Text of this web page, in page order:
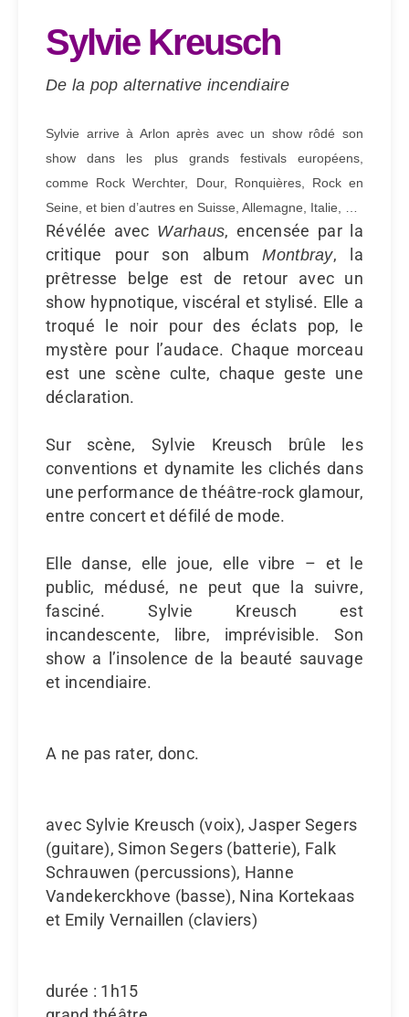
Sylvie Kreusch
De la pop alternative incendiaire
Sylvie arrive à Arlon après avec un show rôdé son
show dans les plus grands festivals européens,
comme Rock Werchter, Dour, Ronquières, Rock en
Seine, et bien d’autres en Suisse, Allemagne, Italie, …
Révélée avec Warhaus, encensée par la
critique pour son albumMontbray, la
prêtresse belge est de retour avec un
show hypnotique, viscéral et stylisé. Elle a
troqué le noir pour des éclats pop, le
mystère pour l’audace. Chaque morceau
est une scène culte, chaque geste une
déclaration.
Sur scène, Sylvie Kreusch brûle les
conventions et dynamite les clichés dans
une performance de théâtre-rock glamour,
entre concert et défilé de mode.
Elle danse, elle joue, elle vibre – et le
public, médusé, ne peut que la suivre,
fasciné. Sylvie Kreusch est
incandescente, libre, imprévisible. Son
show a l’insolence de la beauté sauvage
et incendiaire.
A ne pas rater, donc.
avec Sylvie Kreusch (voix), Jasper Segers
(guitare), Simon Segers (batterie), Falk
Schrauwen (percussions), Hanne
Vandekerckhove (basse), Nina Kortekaas
et Emily Vernaillen (claviers)
durée : 1h15